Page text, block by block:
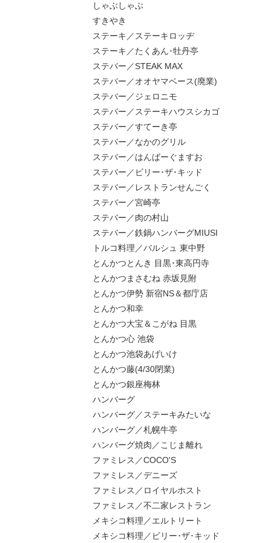
しゃぶしゃぶ
すきやき
ステーキ／ステーキロッヂ
ステーキ／たくあん･牡丹亭
ステバー／STEAK MAX
ステバー／オオヤマベース(廃業)
ステバー／ジェロニモ
ステバー／ステーキハウスシカゴ
ステバー／すてーき亭
ステバー／なかのグリル
ステバー／はんばーぐますお
ステバー／ビリー･ザ･キッド
ステバー／レストランせんごく
ステバー／宮崎亭
ステバー／肉の村山
ステバー／鉄鍋ハンバーグMIUSI
トルコ料理／バルシュ 東中野
とんかつとんき 目黒･東高円寺
とんかつまさむね 赤坂見附
とんかつ伊勢 新宿NS＆都庁店
とんかつ和幸
とんかつ大宝＆こがね 目黒
とんかつ心 池袋
とんかつ池袋あげいけ
とんかつ藤(4/30閉業)
とんかつ銀座梅林
ハンバーグ
ハンバーグ／ステーキみたいな
ハンバーグ／札幌牛亭
ハンバーグ焼肉／こじま離れ
ファミレス／COCO'S
ファミレス／デニーズ
ファミレス／ロイヤルホスト
ファミレス／不二家レストラン
メキシコ料理／エルトリート
メキシコ料理／ビリー･ザ･キッド